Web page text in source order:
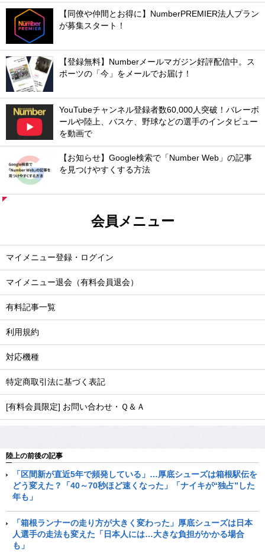
【同僚や仲間とお得に】NumberPREMIER法人プラン
が募集スタート！
【登録無料】Numberメールマガジン好評配信中。ス
ポーツの「今」をメールでお届け！
YouTubeチャンネル登録者数60,000人突破！バレーボ
ールや陸上、バスケ、野球などの選手のインタビュー
を動画で
【お知らせ】Google検索で「Number Web」の記事
を見つけやすくする方法
会員メニュー
マイメニュー登録・ログイン
マイメニュー退会（有料会員退会）
有料記事一覧
利用規約
対応機種
特定商取引法に基づく表記
[有料会員限定] お問い合わせ・Ｑ＆Ａ
陸上の前後の記事
「区間新が直近5年で頻発している」…厚底シューズは箱根駅伝を
どう変えた？「40～70秒ほど速くなった」「ナイキが“独占”した
年も」
「箱根ランナーの走り方が大きく変わった」厚底シューズは日本
人選手の走法も変えた「日本人には…大きな負担がかかる場合
も」